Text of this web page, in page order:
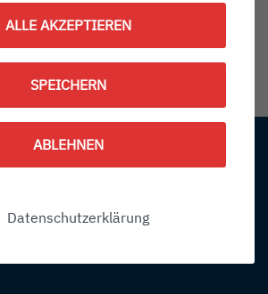
9 0 7 5 4 1 2 8 4 0
ALLE AKZEPTIEREN
SPEICHERN
ABLEHNEN
Datenschutzerklärung